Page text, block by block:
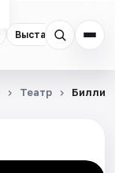
Выставки
Театр Билли